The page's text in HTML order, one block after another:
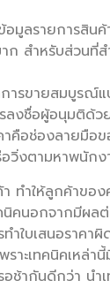
ลรายการสินค้
ก สำหรับส่วน
รขายสมบูรณ์
ลงชื่อผู้อนุมติด้ว
คือช่องลายมือ
วิ่งตามหาพนัก
า ทำให้ลูกค้าข
คนอกจากมีผ
เสนอราคาผิ
ะเทคนิคเหล่า
ากันดีกว่า นำเ